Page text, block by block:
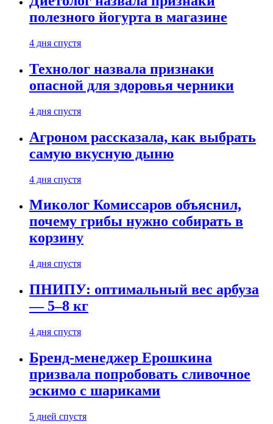
полезного йогурта в магазине
4 дня спустя
Технолог назвала признаки
опасной для здоровья черники
4 дня спустя
Агроном рассказала, как выбрать
самую вкусную дыню
4 дня спустя
Миколог Комиссаров объяснил,
почему грибы нужно собирать в
корзину
4 дня спустя
ПНИПУ: оптимальный вес арбуза
— 5–8 кг
4 дня спустя
Бренд-менеджер Ерошкина
призвала попробовать сливочное
эскимо с шариками
5 дней спустя